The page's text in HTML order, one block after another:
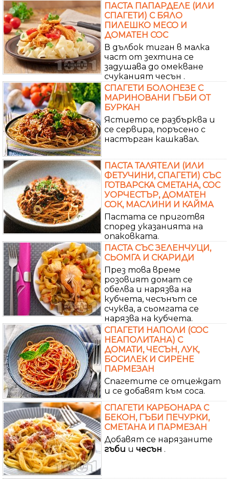
ПАСТА ПАПАРДЕЛЕ (ИЛИ
СПАГЕТИ) С БЯЛО
ПИЛЕШКО МЕСО И
ДОМАТЕН СОС
В дълбок тиган в малка
част от зехтина се
задушава до омекване
счуканият чесън .
СПАГЕТИ БОЛОНЕЗЕ С
МАРИНОВАНИ ГЪБИ ОТ
БУРКАН
Ястието се разбърква и
се сервира, поръсено с
настърган кашкавал.
ПАСТА ТАЛЯТЕЛИ (ИЛИ
ФЕТУЧИНИ, СПАГЕТИ) СЪС
ГОТВАРСКА СМЕТАНА, СОС
УОРЧЕСТЪР, ДОМАТЕН
СОК, МАСЛИНИ И КАЙМА
Пастата се приготвя
според указанията на
опаковката.
ПАСТА СЪС ЗЕЛЕНЧУЦИ,
СЬОМГА И СКАРИДИ
През това време
розовият домат се
обелва и нарязва на
кубчета, чесънът се
счуква, а сьомгата се
нарязва на кубчета.
СПАГЕТИ НАПОЛИ (СОС
НЕАПОЛИТАНА) С
ДОМАТИ, ЧЕСЪН, ЛУК,
БОСИЛЕК И СИРЕНЕ
ПАРМЕЗАН
Спагетите се отцеждат
и се добавят към соса.
СПАГЕТИ КАРБОНАРА С
БЕКОН, ГЪБИ ПЕЧУРКИ,
СМЕТАНА И ПАРМЕЗАН
Добавят се нарязаните
гъби и чесън .